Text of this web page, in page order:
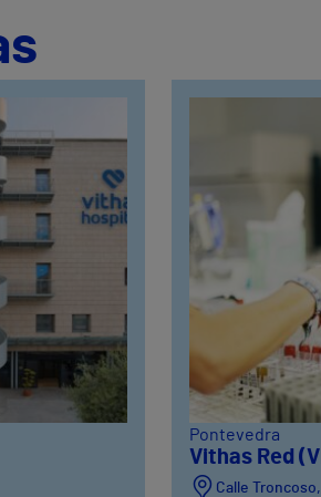
Pontevedra
Vithas Red
Calle